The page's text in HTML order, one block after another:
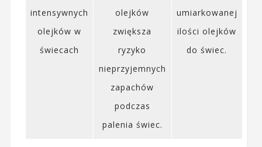
intensywnych
olejków w
świecach
olejków
zwiększa
ryzyko
nieprzyjemnych
zapachów
podczas
palenia świec.
umiarkowanej
ilości olejków
do świec.